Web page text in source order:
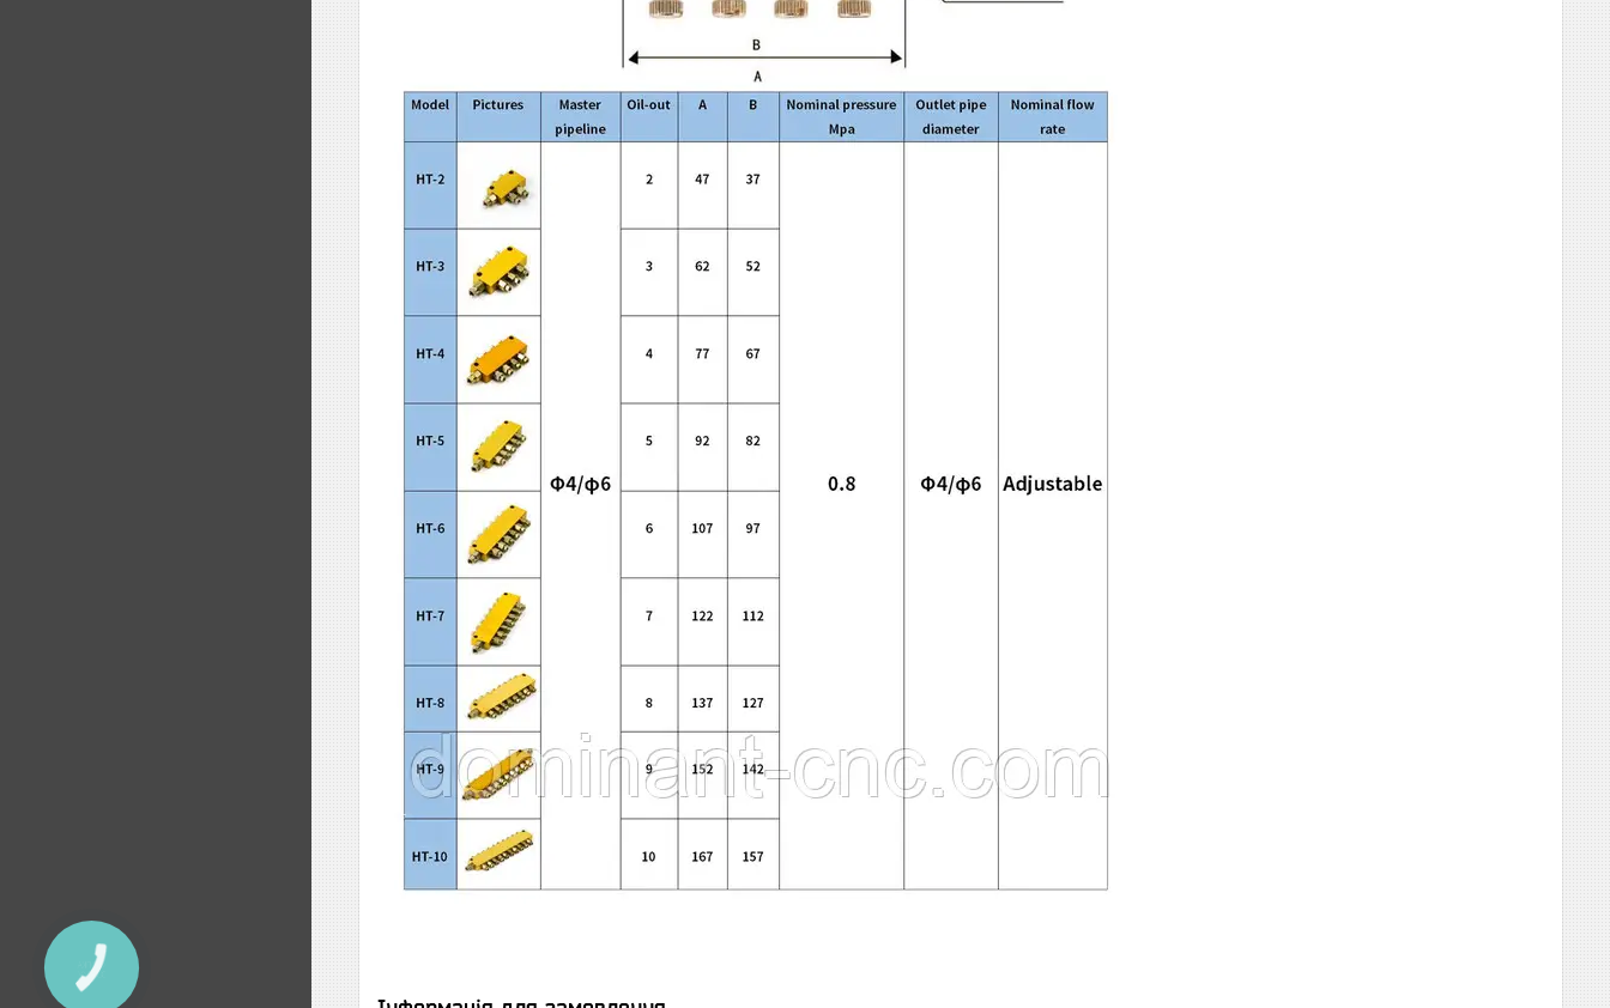
КНОПКА
ЗВ'ЯЗКУ